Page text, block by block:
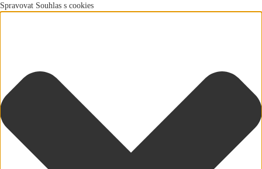
Spravovat Souhlas s cookies